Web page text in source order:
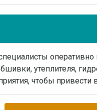
утеплителя,
чтобы